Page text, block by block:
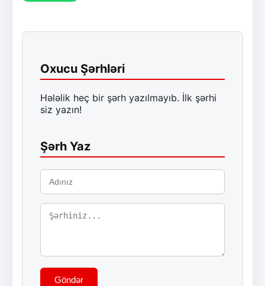
Oxucu Şərhləri
Hələlik heç bir şərh yazılmayıb. İlk şərhi
siz yazın!
Şərh Yaz
Göndər